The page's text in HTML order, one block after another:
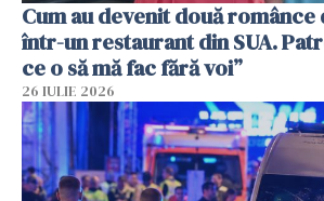
Cum au devenit două
într-un restaurant din SUA.
ce o să mă fac fără voi”
26 IULIE 2026